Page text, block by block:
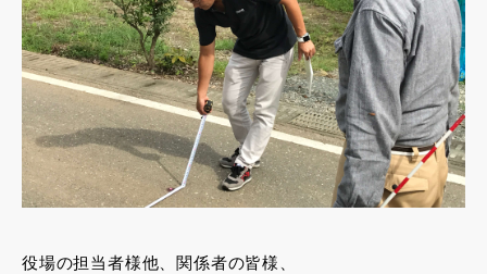
役場の担当者様他、関係者の皆様、